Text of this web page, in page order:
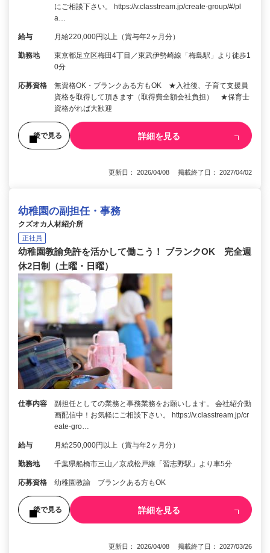
にご相談下さい。 https://v.classtream.jp/create-group/#/pl
a…
給与 月給220,000円以上（賞与年2ヶ月分）
勤務地
東京都足立区梅田4丁目／東武伊勢崎線「梅島駅」より徒歩1
0分
応募資格
無資格OK・ブランクある方もOK ★入社後、子育て支援員
資格を取得して頂きます（取得費全額会社負担） ★保育士
資格がれば大歓迎
後で見る 詳細を見る
更新日： 2026/04/08 掲載終了日： 2027/04/02
幼稚園の副担任・事務
クズオカ人材紹介所
正社員
幼稚園教諭免許を活かして働こう！ ブランクOK 完全週
休2日制（土曜・日曜）
仕事内容
副担任としての業務と事務業務をお願いします。 会社紹介動
画配信中！お気軽にご相談下さい。 https://v.classtream.jp/cr
eate-gro…
給与 月給250,000円以上（賞与年2ヶ月分）
勤務地 千葉県船橋市三山／京成松戸線「習志野駅」より車5分
応募資格 幼稚園教諭 ブランクある方もOK
後で見る 詳細を見る
更新日： 2026/04/08 掲載終了日： 2027/03/26